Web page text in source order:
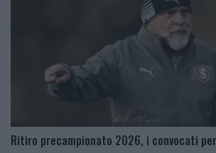
Ritiro precampionato 2026, i convocati